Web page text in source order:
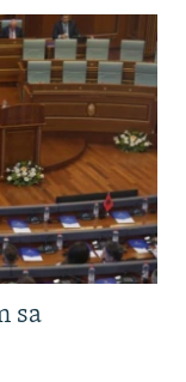
sa